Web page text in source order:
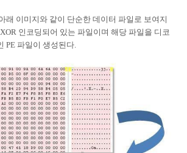
래 이미지와 같이 단순한 데이터 파일로 보여지
인코딩되어 있는 파일이며 해당 파일을 디코
PE 파일이 생성된다.